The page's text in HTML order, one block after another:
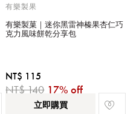
有樂製果
有樂製菓｜迷你黑雷神榛果杏仁巧
克力風味餅乾分享包
NT$ 115
NT$ 140 17% off
立即購買